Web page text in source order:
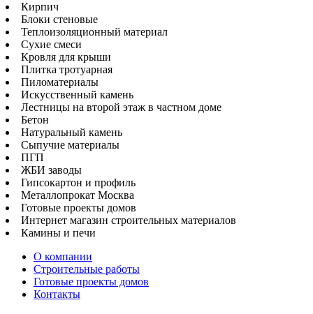
Кирпич
Блоки стеновые
Теплоизоляционный материал
Сухие смеси
Кровля для крыши
Плитка тротуарная
Пиломатериалы
Искусственный камень
Лестницы на второй этаж в частном доме
Бетон
Натуральный камень
Сыпучие материалы
ПГП
ЖБИ заводы
Гипсокартон и профиль
Металлопрокат Москва
Готовые проекты домов
Интернет магазин строительных материалов
Камины и печи
О компании
Строительные работы
Готовые проекты домов
Контакты